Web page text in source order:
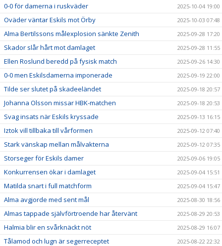
0-0 för damerna i ruskväder 2025-10-04 19:00
Oväder väntar Eskils mot Örby 2025-10-03 07:48
Alma Bertilssons målexplosion sänkte Zenith 2025-09-28 17:20
Skador slår hårt mot damlaget 2025-09-28 11:55
Ellen Roslund beredd på fysisk match 2025-09-26 14:30
0-0 men Eskilsdamerna imponerade 2025-09-19 22:00
Tilde ser slutet på skadeeländet 2025-09-18 20:57
Johanna Olsson missar HBK-matchen 2025-09-18 20:53
Svag insats när Eskils kryssade 2025-09-13 16:15
Iztok vill tillbaka till vårformen 2025-09-12 07:40
Stark vänskap mellan målvakterna 2025-09-12 07:35
Storseger för Eskils damer 2025-09-06 19:05
Konkurrensen ökar i damlaget 2025-09-04 15:51
Matilda snart i full matchform 2025-09-04 15:47
Alma avgjorde med sent mål 2025-08-30 18:56
Almas tappade självförtroende har återvänt 2025-08-29 20:53
Halmia blir en svårknäckt nöt 2025-08-29 16:07
Tålamod och lugn är segerreceptet 2025-08-22 22:32